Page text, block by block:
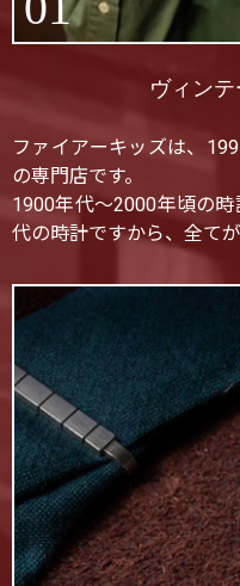
ヴィン
ファイアーキッズは、
の専門店です。
1900年代〜2000年頃の
代の時計ですから、全て